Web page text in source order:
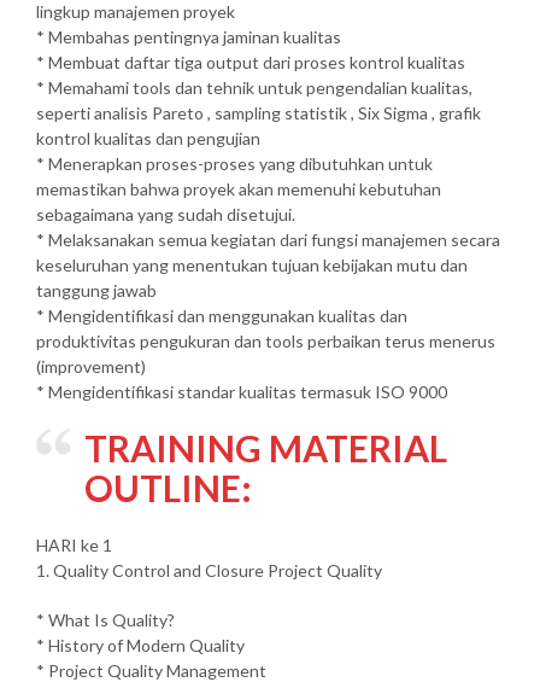
lingkup manajemen proyek
* Membahas pentingnya jaminan kualitas
* Membuat daftar tiga output dari proses kontrol kualitas
* Memahami tools dan tehnik untuk pengendalian kualitas,
seperti analisis Pareto , sampling statistik , Six Sigma , grafik
kontrol kualitas dan pengujian
* Menerapkan proses-proses yang dibutuhkan untuk
memastikan bahwa proyek akan memenuhi kebutuhan
sebagaimana yang sudah disetujui.
* Melaksanakan semua kegiatan dari fungsi manajemen secara
keseluruhan yang menentukan tujuan kebijakan mutu dan
tanggung jawab
* Mengidentifikasi dan menggunakan kualitas dan
produktivitas pengukuran dan tools perbaikan terus menerus
(improvement)
* Mengidentifikasi standar kualitas termasuk ISO 9000
TRAINING MATERIAL
OUTLINE:
HARI ke 1
1. Quality Control and Closure Project Quality
* What Is Quality?
* History of Modern Quality
* Project Quality Management